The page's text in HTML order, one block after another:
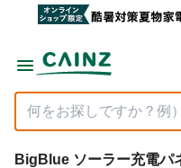
BigBlue ソーラー充電パ